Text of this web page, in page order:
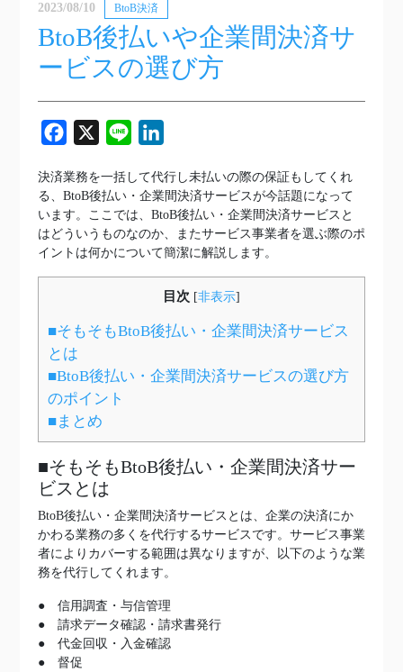
2023/08/10 BtoB決済
BtoB後払いや企業間決済サ
ービスの選び方
Facebook
X Line
決済業務を一括して代行し未払いの際の保証もしてくれ
る、BtoB後払い・企業間決済サービスが今話題になって
います。ここでは、BtoB後払い・企業間決済サービスと
はどういうものなのか、またサービス事業者を選ぶ際のポ
イントは何かについて簡潔に解説します。
目次 [非表示]
■そもそもBtoB後払い・企業間決済サービス
とは
■BtoB後払い・企業間決済サービスの選び方
のポイント
■まとめ
■そもそもBtoB後払い・企業間決済サー
ビスとは
BtoB後払い・企業間決済サービスとは、企業の決済にか
かわる業務の多くを代行するサービスです。サービス事業
者によりカバーする範囲は異なりますが、以下のような業
務を代行してくれます。
● 信用調査・与信管理
● 請求データ確認・請求書発行
● 代金回収・入金確認
● 督促